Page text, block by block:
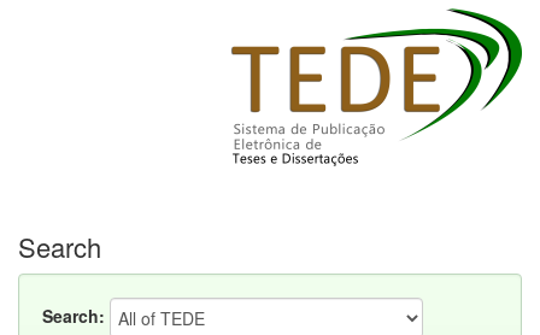
Search
Search: